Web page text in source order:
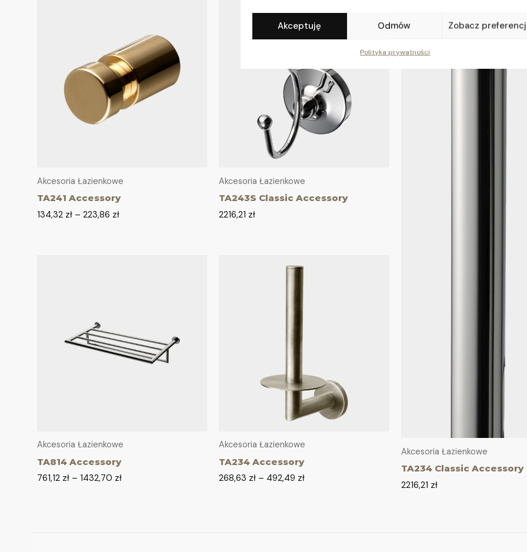
Akceptuję Odmów Zobacz
Polityka prywatności
Akcesoria Łazienkowe
TA241 Accessory
134,32 zł– 223,86 zł
Akcesoria Łazienkowe
TA243S Classic Accessory
2216,21 zł
Akcesoria Łazienkowe
TA234 Classic Accessory
2216,21 zł
Akcesoria Łazienkowe
TA814 Accessory
761,12 zł– 1432,70 zł
Akcesoria Łazienkowe
TA234 Accessory
268,63 zł – 492,49 zł